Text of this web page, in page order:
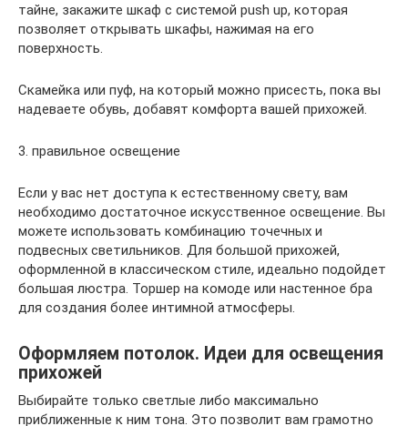
тайне, закажите шкаф с системой push up, которая
позволяет открывать шкафы, нажимая на его
поверхность.
Скамейка или пуф, на который можно присесть, пока вы
надеваете обувь, добавят комфорта вашей прихожей.
3. правильное освещение
Если у вас нет доступа к естественному свету, вам
необходимо достаточное искусственное освещение. Вы
можете использовать комбинацию точечных и
подвесных светильников. Для большой прихожей,
оформленной в классическом стиле, идеально подойдет
большая люстра. Торшер на комоде или настенное бра
для создания более интимной атмосферы.
Оформляем потолок. Идеи для освещения
прихожей
Выбирайте только светлые либо максимально
приближенные к ним тона. Это позволит вам грамотно